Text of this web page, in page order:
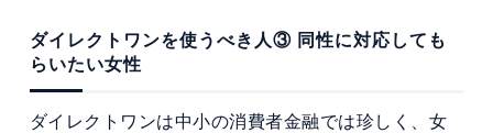
ダイレクトワンを使うべき人③ 同性に対応しても
らいたい女性
ダイレクトワンは中小の消費者金融では珍しく、女